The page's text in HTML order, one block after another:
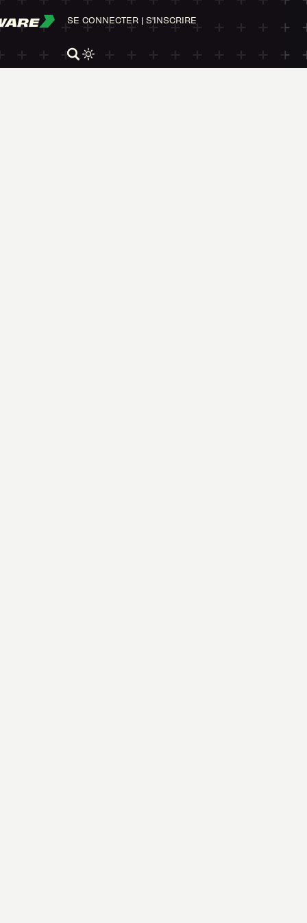
SE CONNECTER | S'INSCRIRE